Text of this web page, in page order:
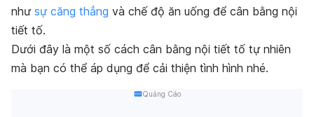
như sự căng thẳng và chế độ ăn uống để cân bằng nội
tiết tố.
Dưới đây là một số cách cân bằng nội tiết tố tự nhiên
mà bạn có thể áp dụng để cải thiện tình hình nhé.
Quảng Cáo